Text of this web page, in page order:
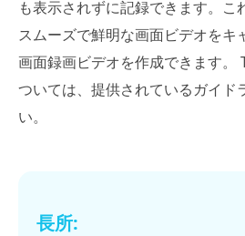
も表示されずに記録できます。こ
スムーズで鮮明な画面ビデオをキ
画面録画ビデオを作成できます。
ついては、提供されているガイド
い。
長所: